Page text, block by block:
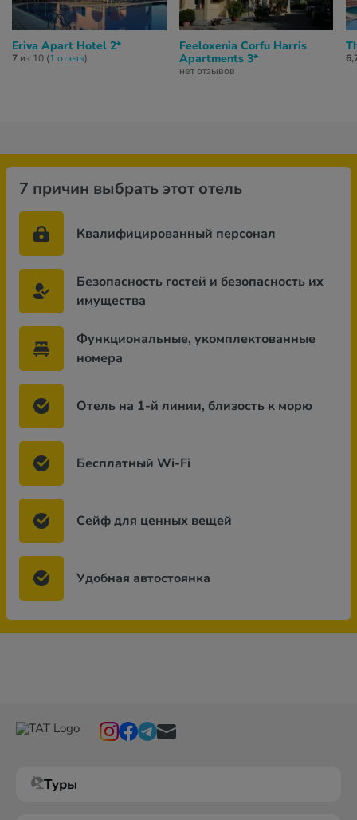
Eriva Apart Hotel 2*
7 из 10 (1 отзыв)
Feeloxenia Corfu Harris
Apartments 3*
нет отзывов
7 причин выбрать этот отель
Квалифицированный персонал
Безопасность гостей и безопасность их
имущества
Функциональные, укомплектованные
номера
Отель на 1-й линии, близость к морю
Бесплатный Wi-Fi
Сейф для ценных вещей
Удобная автостоянка
Туры